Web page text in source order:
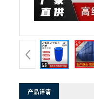
产品详请